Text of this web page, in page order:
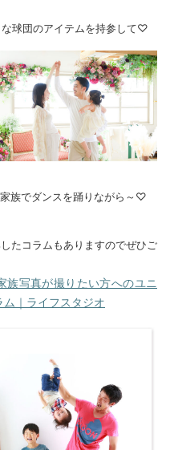
な球団のアイテムを持参して♡
族でダンスを踊りながら～♡
たコラムもありますのでぜひご
族写真が撮りたい方へのユニ
｜ライフスタジオ